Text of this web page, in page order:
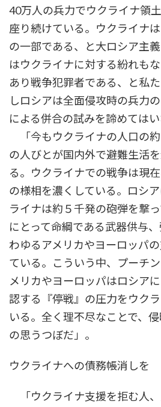
40万人の兵力でウクライナ領
座り続けている。ウクライナ
の一部である、と大ロシア主
はウクライナに対する紛れも
あり戦争犯罪者である、と私
しロシアは全面侵攻時の兵力
による併合の試みを諦めてはい
「今もウクライナの人口の
の人びとが国内外で避難生活
る。ウクライナでの戦争は現
の様相を濃くしている。ロシ
ライナは約５千発の砲弾を撃
にとって命綱である武器供与
わゆるアメリカやヨーロッパ
ている。こういう中、プーチ
メリカやヨーロッパはロシア
認する『停戦』の圧力をウク
いる。全く理不尽なことで、
の思うつぼだ」。
ウクライナへの債務帳消しを
「ウクライナ支援を拒む人